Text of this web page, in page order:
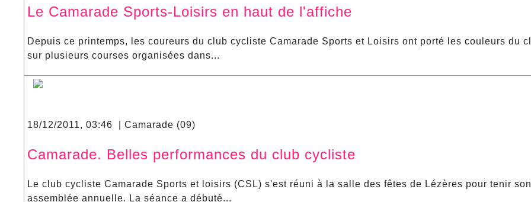
Le Camarade Sports-Loisirs en haut de l'affiche
Depuis ce printemps, les coureurs du club cycliste Camarade Sports et Loisirs ont porté les couleurs du
sur plusieurs courses organisées dans...
18/12/2011, 03:46 | Camarade (09)
Camarade. Belles performances du club cycliste
Le club cycliste Camarade Sports et loisirs (CSL) s'est réuni à la salle des fêtes de Lézères pour tenir son
assemblée annuelle. La séance a débuté...